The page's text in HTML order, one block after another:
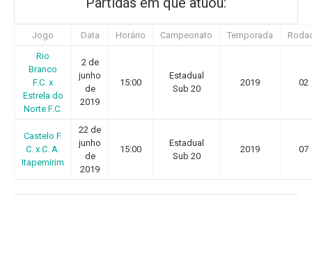
Jogo Data Horário Campeonato Temporada
Rio
Branco
F.C. x
Estrela do
Norte F.C.
2 de
junho
de
2019
15:00
Estadual
Sub 20
2019 02
Castelo F.
C. x C. A.
Itapemirim
22 de
junho
de
2019
15:00
Estadual
Sub 20
2019 07